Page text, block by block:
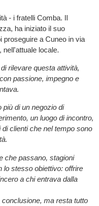
- i fratelli Comba. Il
ha iniziato il suo
proseguire a Cuneo in via
locale.
rilevare questa attività,
passione, impegno e
di un negozio di
un luogo di incontro,
clienti che nel tempo sono
che passano, stagioni
lo stesso obiettivo: offrire
a chi entrava dalla
ma resta tutto